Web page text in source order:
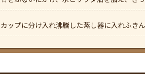
カップに分け入れ沸騰した蒸し器に入れふき